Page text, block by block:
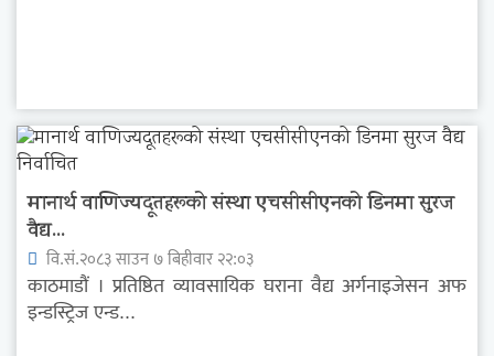
मानार्थ वाणिज्यदूतहरूको संस्था एचसीसीएनको डिनमा सुरज
वैद्य...
वि.सं.२०८३ साउन ७ बिहीवार २२:०३
काठमाडौं । प्रतिष्ठित व्यावसायिक घराना वैद्य अर्गनाइजेसन अफ
इन्डस्ट्रिज एन्ड...